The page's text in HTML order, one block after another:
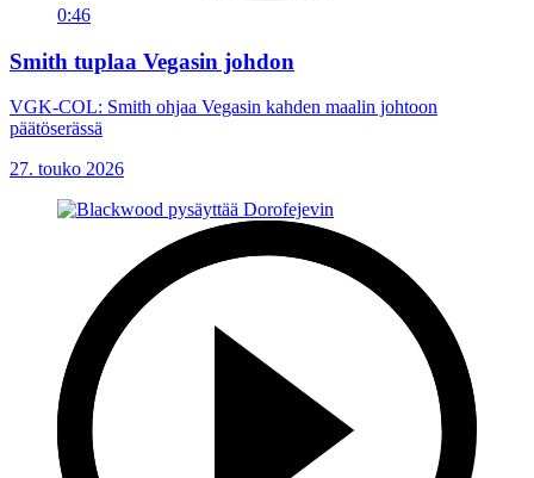
0:46
Smith tuplaa Vegasin johdon
VGK-COL: Smith ohjaa Vegasin kahden maalin johtoon
päätöserässä
27. touko 2026